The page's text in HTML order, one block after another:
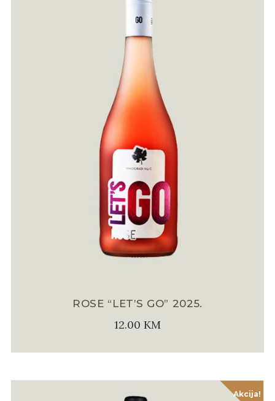
ROSE “LET’S GO” 2025.
12.00 KM
Akcija!